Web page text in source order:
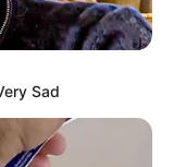
Sad